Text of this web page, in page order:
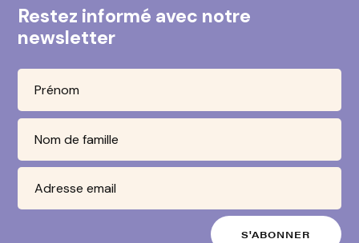
Restez informé avec notre
newsletter